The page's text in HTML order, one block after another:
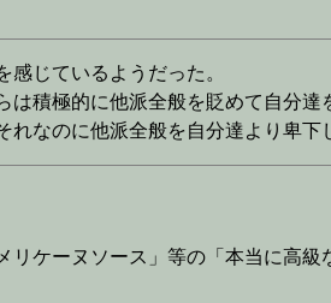
じているようだった。
積極的に他派全般を貶めて自分達
なのに他派全般を自分達より卑下
ケーヌソース」等の「本当に高級